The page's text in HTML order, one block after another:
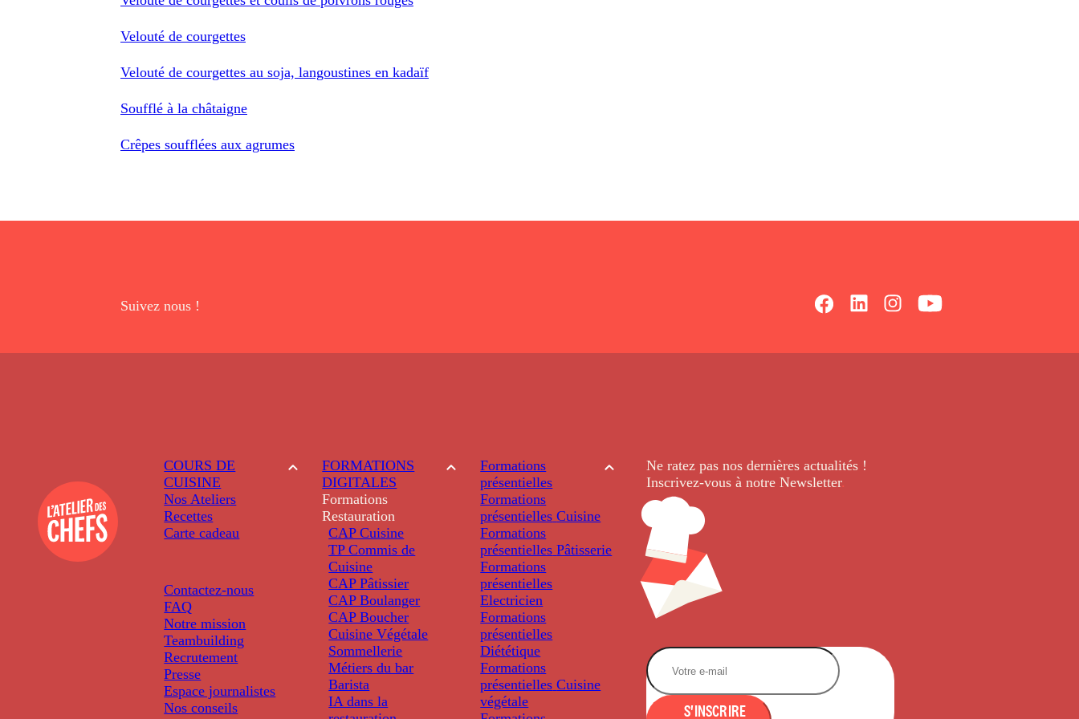
Velouté de courgettes
Velouté de courgettes au soja, langoustines en kadaïf
Soufflé à la châtaigne
Crêpes soufflées aux agrumes
Suivez nous !
COURS DE
CUISINE
Nos Ateliers
Recettes
Carte cadeau
Contactez-nous
FAQ
Notre mission
Teambuilding
Recrutement
Presse
Espace journalistes
Nos conseils
FORMATIONS
DIGITALES
Formations
Restauration
CAP Cuisine
TP Commis de
Cuisine
CAP Pâtissier
CAP Boulanger
CAP Boucher
Cuisine Végétale
Sommellerie
Métiers du bar
Barista
IA dans la
Formations
présentielles
Formations
présentielles Cuisine
Formations
présentielles Pâtisserie
Formations
présentielles
Electricien
Formations
présentielles
Diététique
Formations
présentielles Cuisine
végétale
Ne ratez pas nos dernièresactualités !
Inscrivez-vous à notre Newsletter.
S'INSCRIRE